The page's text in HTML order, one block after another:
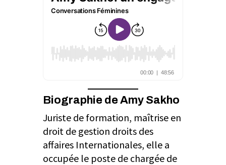
Biographie de Amy Sakho
Juriste de formation, maîtrise en
droit de gestion droits des
affaires Internationales, elle a
occupée le poste de chargée de